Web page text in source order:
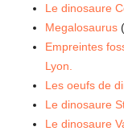
Le dinosaure
Megalosaurus
Empreintes
Lyon.
Les oeufs de
Le dinosaure
Le dinosaure